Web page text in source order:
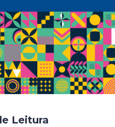
Leitura